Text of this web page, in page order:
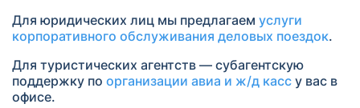
Для юридических лиц мы предлагаем услуги
корпоративного обслуживания деловых поездок.
Для туристических агентств — субагентскую
поддержку по организации авиа и ж/д касс у вас в
офисе.